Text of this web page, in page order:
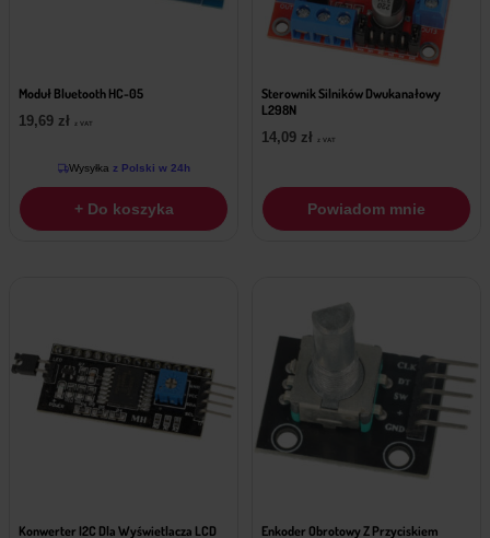
Moduł Bluetooth HC-05
19,69 zł z VAT
Wysyłka z Polski w 24h
+ Do koszyka
Sterownik Silników Dwukanałowy
L298N
14,09 zł z VAT
Powiadom mnie
Konwerter I2C Dla Wyświetlacza LCD
Enkoder Obrotowy Z Przyciskiem